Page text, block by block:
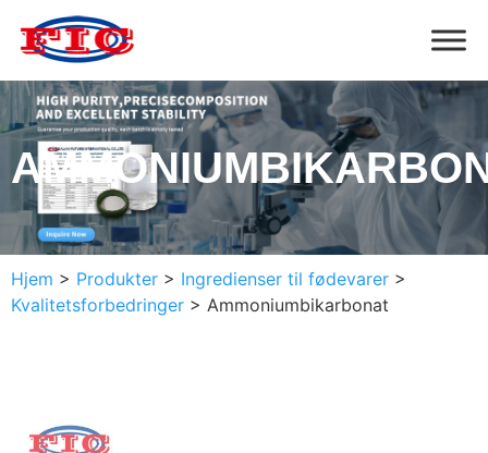
Hjem > Produkter > Ingredienser til fødevarer >
Kvalitetsforbedringer > Ammoniumbikarbonat